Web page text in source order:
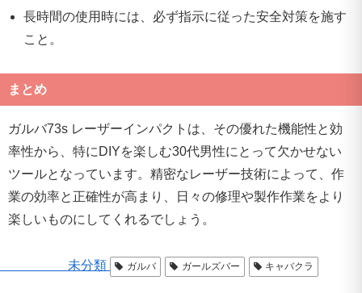
長時間の使用時には、必ず指示に従った安全対策を施す
こと。
まとめ
ガルバ73s レーザーインパクトは、その優れた機能性と効
率性から、特にDIYを楽しむ30代男性にとって欠かせない
ツールとなっています。精密なレーザー技術によって、作
業の効率と正確性が高まり、日々の修理や製作作業をより
楽しいものにしてくれるでしょう。
未分類 ガルバ ガールズバー キャバクラ